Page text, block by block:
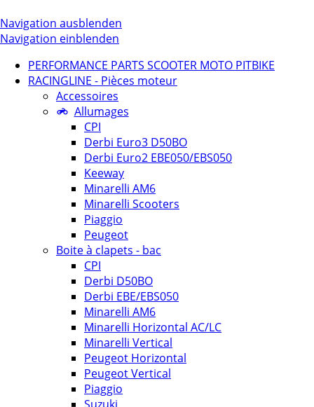
Navigation ausblenden
Navigation einblenden
PERFORMANCE PARTS SCOOTER MOTO PITBIKE
RACINGLINE - Pièces moteur
Accessoires
Allumages
CPI
Derbi Euro3 D50BO
Derbi Euro2 EBE050/EBS050
Keeway
Minarelli AM6
Minarelli Scooters
Piaggio
Peugeot
Boite à clapets - bac
CPI
Derbi D50BO
Derbi EBE/EBS050
Minarelli AM6
Minarelli Horizontal AC/LC
Minarelli Vertical
Peugeot Horizontal
Peugeot Vertical
Piaggio